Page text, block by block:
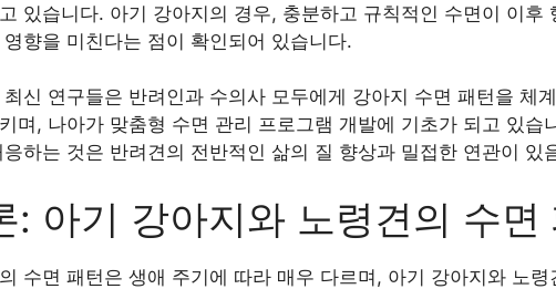
있습니다. 아기 강아지의 경우, 충분하고 규칙적인 수면이 이후
영향을 미친다는 점이 확인되어 있습니다.
최신 연구들은 반려인과 수의사 모두에게 강아지 수면 패턴을 체
며, 나아가 맞춤형 수면 관리 프로그램 개발에 기초가 되고 있습
응하는 것은 반려견의 전반적인 삶의 질 향상과 밀접한 연관이 있
: 아기 강아지와 노령견의 수면
수면 패턴은 생애 주기에 따라 매우 다르며, 아기 강아지와 노